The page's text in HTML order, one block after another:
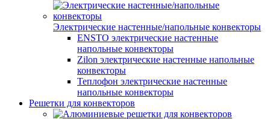
Электрические настенные/напольные конвекторы
ENSTO электрические настенные
напольные конвекторы
Zilon электрические настенные напольные
конвекторы
Теплофон электрические настенные
напольные конвекторы
Решетки для конвекторов